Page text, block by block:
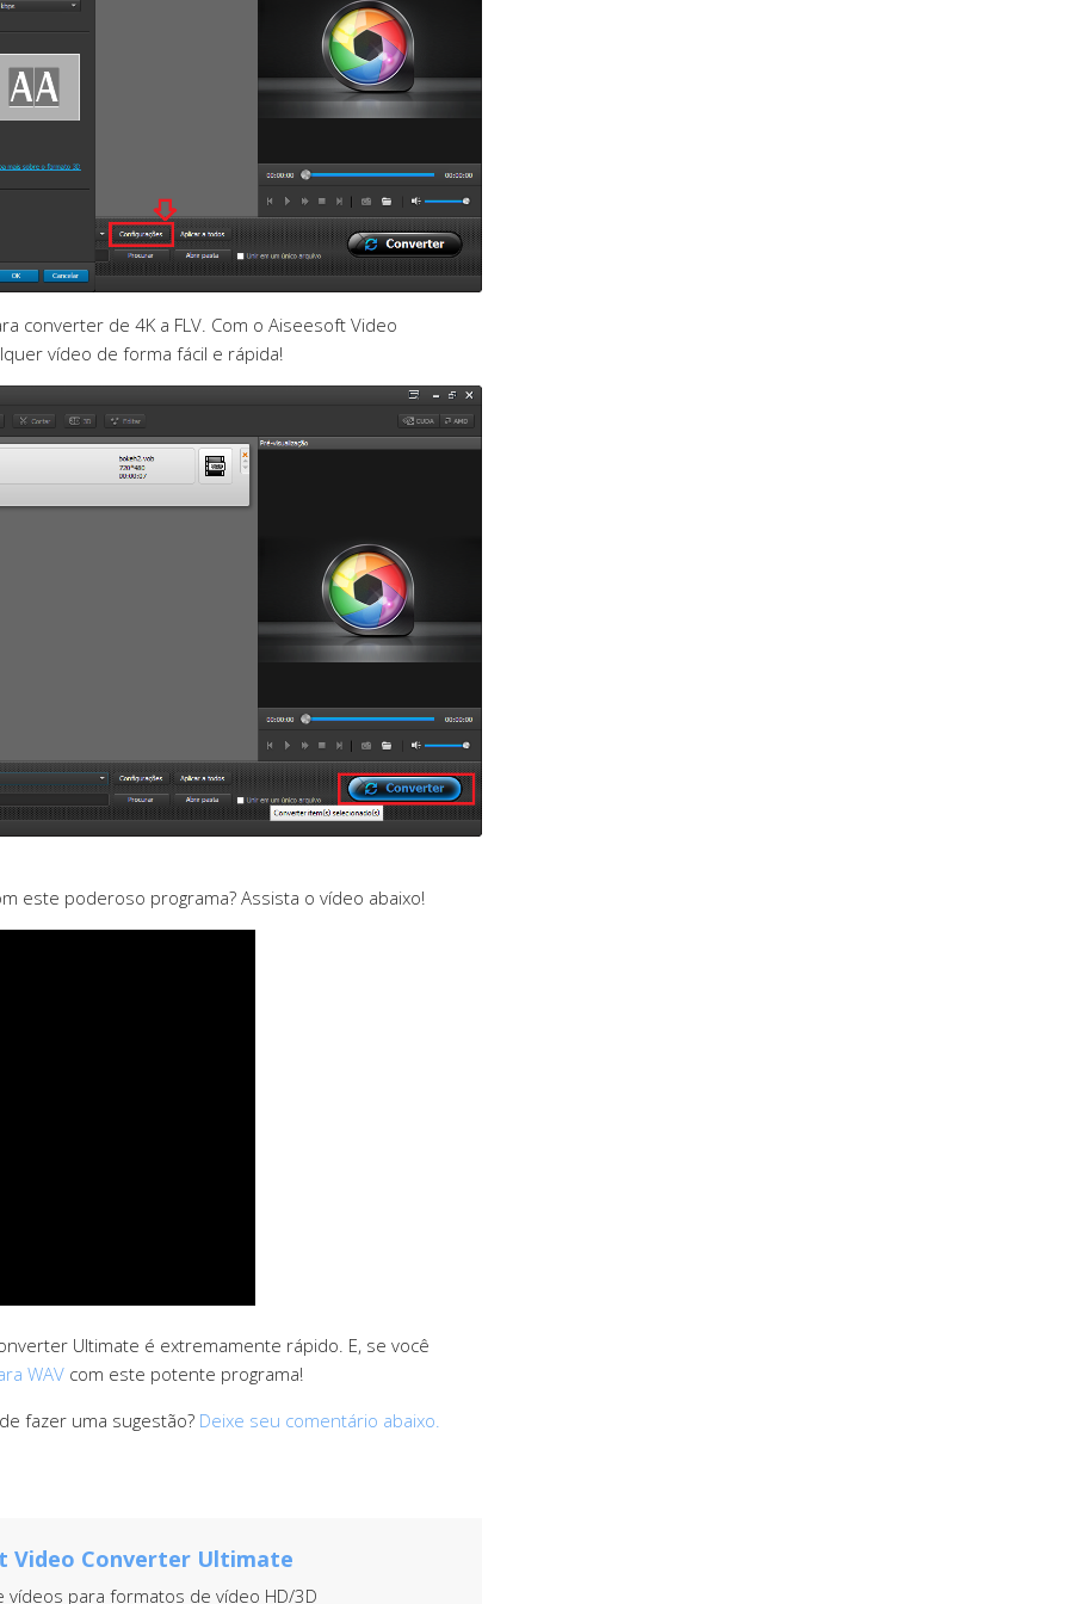
converter de 4K a FLV. Com o Aiseesoft Video
vídeo de forma fácil e rápida!
este poderoso programa? Assista o vídeo abaixo!
Ultimate é extremamente rápido. E, se você
WAV com este potente programa!
fazer uma sugestão? Deixe seu comentário abaixo.
Video Converter Ultimate
vídeos para formatos de vídeo HD/3D